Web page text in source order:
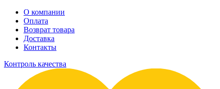
О компании
Оплата
Возврат товара
Доставка
Контакты
Контроль качества